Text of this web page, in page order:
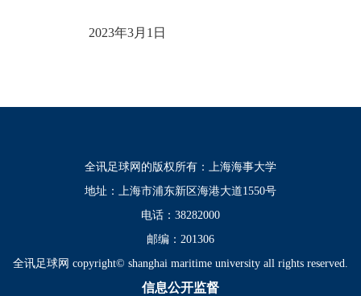
2023年3月 1 日
全讯足球网的版权所有：上海海事大学
地址：上海市浦东新区海港大道1550号
电话：38282000
邮编：201306
全讯足球网 copyright© shanghai maritime university all rights reserved.
信息公开监督